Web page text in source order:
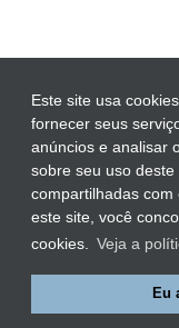
Este site usa
fornecer seus
anúncios e analisar
sobre seu uso deste
compartilhadas com
este site, você
cookies.
Veja a
Eu
EMOÇÕES À FLOR
Emoções à Flor